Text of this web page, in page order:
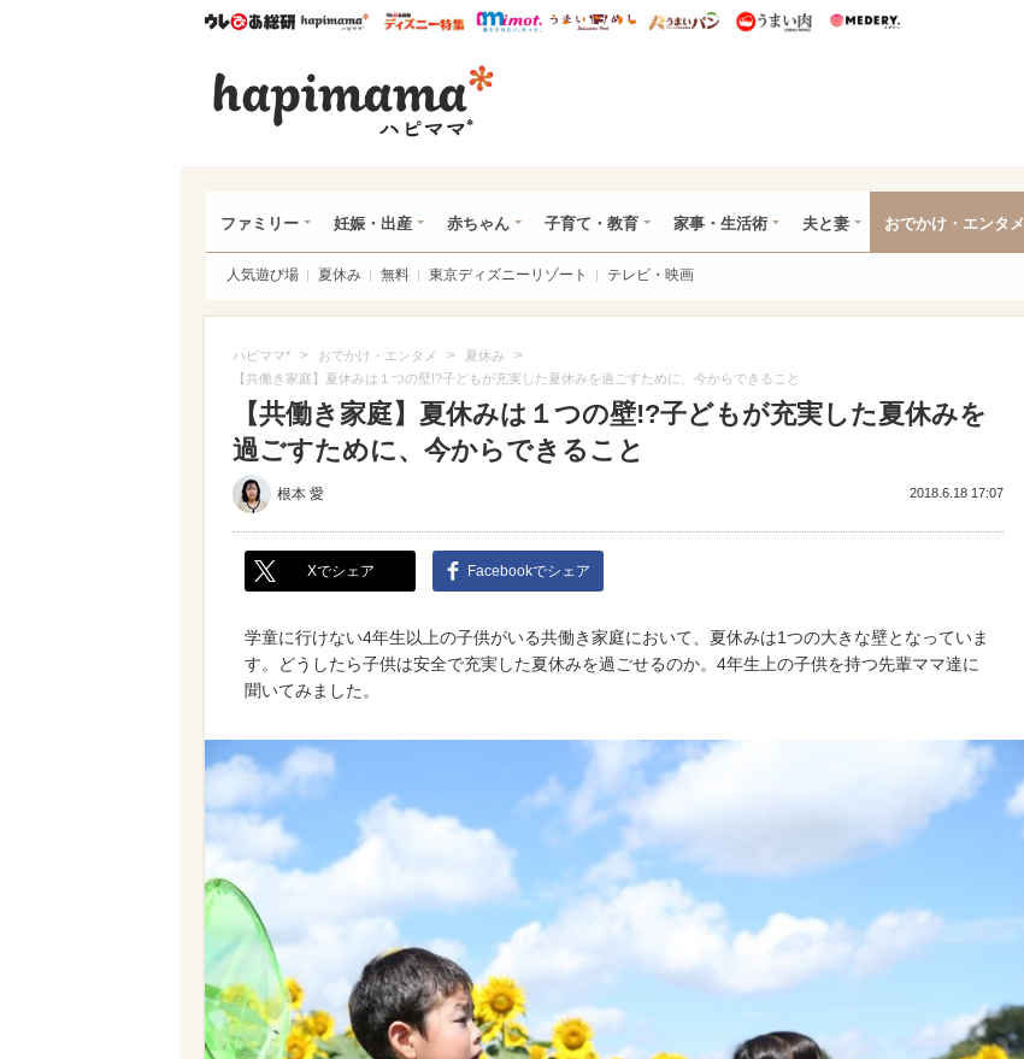
ウレぴあ総研ハピママ* ウレぴあ総研 ディズニー特集
mimot. うまいめし うまいパン うまい肉
ファミリー 妊娠・出産 赤ちゃん 子育て・教育 家事・生活術 夫と妻 おでかけ・エンタメ
人気遊び場 夏休み 無料 東京ディズニーリゾート テレビ・映画
ハピママ* > おでかけ・エンタメ > 夏休み >
【共働き家庭】夏休みは１つの壁!?子どもが充実した夏休みを過ごすために、今からできること
【共働き家庭】夏休みは１つの壁!?子どもが充実した夏休みを
過ごすために、今からできること
根本 愛 2018.6.18 17:07
Xでシェア Facebookでシェア
学童に行けない4年生以上の子供がいる共働き家庭において、夏休みは1つの大きな壁となっていま
す。どうしたら子供は安全で充実した夏休みを過ごせるのか。4年生上の子供を持つ先輩ママ達に
聞いてみました。